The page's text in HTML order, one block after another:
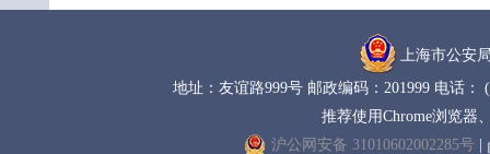
上海市公安
地址：友谊路999号 邮政编码：201999 电话：
推荐使用Chrome浏览器
沪公网安备 31010602002285号